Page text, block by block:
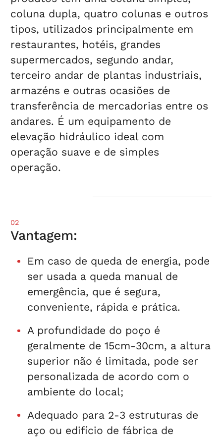
coluna dupla, quatro colunas e outros
tipos, utilizados principalmente em
restaurantes, hotéis, grandes
supermercados, segundo andar,
terceiro andar de plantas industriais,
armazéns e outras ocasiões de
transferência de mercadorias entre os
andares. É um equipamento de
elevação hidráulico ideal com
operação suave e de simples
operação.
02
Vantagem:
Em caso de queda de energia, pode
ser usada a queda manual de
emergência, que é segura,
conveniente, rápida e prática.
A profundidade do poço é
geralmente de 15cm-30cm, a altura
superior não é limitada, pode ser
personalizada de acordo com o
ambiente do local;
Adequado para 2-3 estruturas de
aço ou edifício de fábrica de